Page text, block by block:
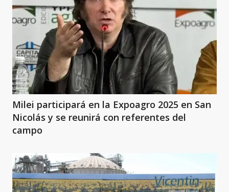
Milei participará en la Expoagro 2025 en San
Nicolás y se reunirá con referentes del
campo